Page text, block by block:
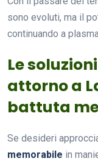
sono evoluti, ma il
continuando a
Le
attorno a
battuta
Se desideri
memorabile in